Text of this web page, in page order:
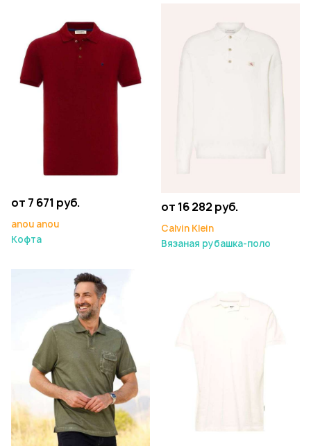
от 7 671 руб.
anou anou
Кофта
от 16 282 руб.
Calvin Klein
Вязаная рубашка-поло